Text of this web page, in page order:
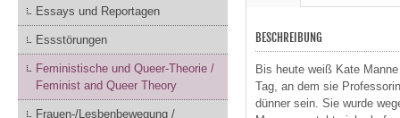
Essays und Reportagen
Essstörungen
Feministische und Queer-Theorie /
Feminist and Queer Theory
Frauen-/Lesbenbewegung /
BESCHREIBUNG
Bis heute weiß Kate
Tag, an dem sie
dünner sein. Sie wurde